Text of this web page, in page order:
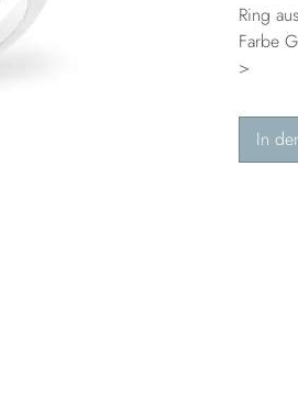
Ring
Farbe
>
In